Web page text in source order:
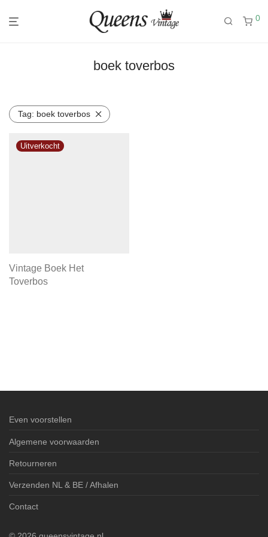
0
boek toverbos
Tag: boek toverbos
Vintage Boek Het
Toverbos
Even voorstellen
Algemene voorwaarden
Retourneren
Verzenden NL & BE / Afhalen
Contact